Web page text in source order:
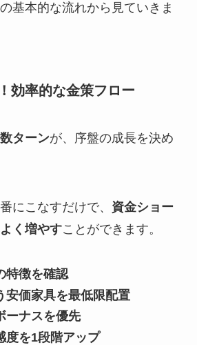
基本的な流れから見ていきま
効率的な金策フロー
ターンが、序盤の成長を決め
にこなすだけで、 資金ショー
く増やすことができます。
特徴を確認
価家具を最低限配置
ナスを優先
を1段階アップ